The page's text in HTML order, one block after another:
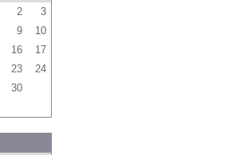
2
3
9
10
16
17
23
24
30